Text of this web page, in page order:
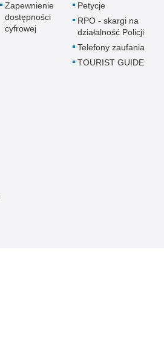
Zapewnienie
dostępności
cyfrowej
Petycje
RPO - skargi na
działalność Policji
Telefony zaufania
TOURIST GUIDE